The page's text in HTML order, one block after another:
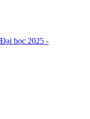
học 2025 -